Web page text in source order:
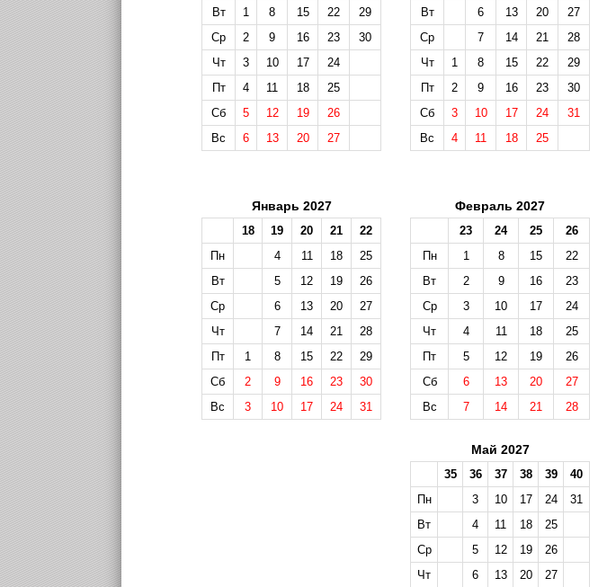
Вт
1 8 15 22
29
Ср
2 9 16 23
30
Чт
3 10 17
24
Пт
4 11 18
25
Сб
5 12 19
26
Вс
6 13 20 27
Вт
6 13 20
27
Ср
7 14 21
28
Чт
1 8 15 22
29
Пт
2 9 16 23
30
Сб
3 10 17 24
31
Вс
4 11 18 25
Январь 2027
18 19 20 21
22
Пн
4 11 18
25
Вт
5 12 19
26
Ср
6 13 20
27
Чт
7 14 21
28
Пт
1 8 15 22
29
Сб
2 9 16 23
30
Вс
3 10 17 24 31
Февраль 2027
23 24 25
26
Пн
1 8 15
22
Вт
2 9 16
23
Ср
3 10 17
24
Чт
4 11 18
25
Пт
5 12 19
26
Сб
6 13 20
27
Вс
7 14 21 28
Май 2027
35 36 37 38 39
40
Пн
3 10 17 24
31
Вт
4 11 18
25
Ср
5 12 19
26
Чт
6 13 20 27